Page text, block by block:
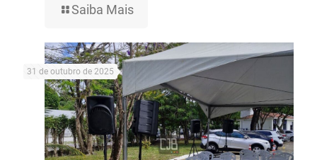
Saiba Mais
31 de outubro de 2025